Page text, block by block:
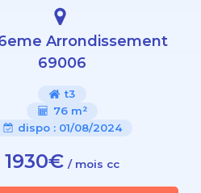
Arrondissement
69006
t3
76 m²
dispo : 01/08/2024
1930€ / mois cc